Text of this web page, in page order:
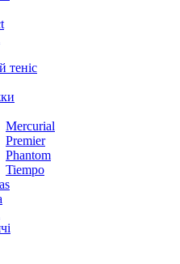
теніс
Mercurial
Premier
Phantom
Tiempo